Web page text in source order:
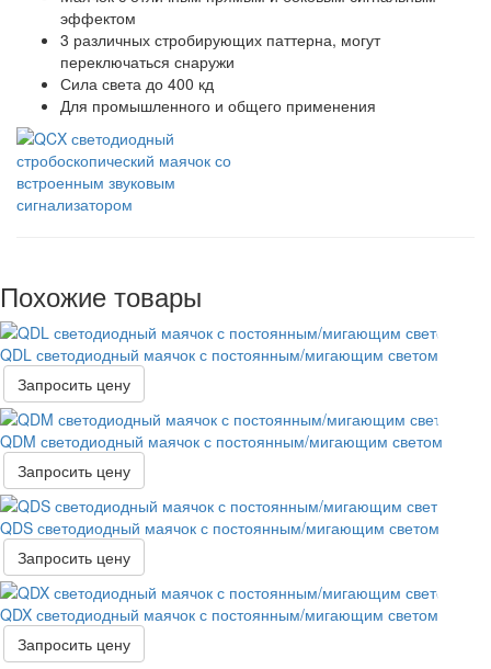
эффектом
3 различных стробирующих паттерна, могут
переключаться снаружи
Сила света до 400 кд
Для промышленного и общего применения
Похожие товары
QDL светодиодный маячок с постоянным/мигающим светом
Запросить цену
QDM светодиодный маячок с постоянным/мигающим светом
Запросить цену
QDS светодиодный маячок с постоянным/мигающим светом
Запросить цену
QDX светодиодный маячок с постоянным/мигающим светом
Запросить цену